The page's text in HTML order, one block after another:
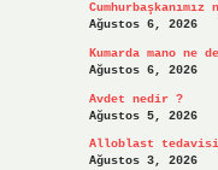
Ağustos 6, 2026
Kumarda mano ne
Ağustos 6, 2026
Avdet nedir ?
Ağustos 5, 2026
Alloblast
Ağustos 3, 2026